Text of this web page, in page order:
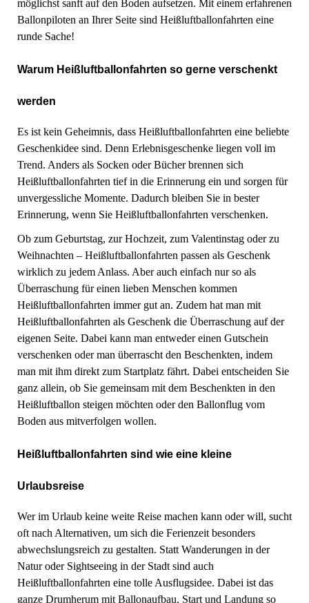
möglichst sanft auf den Boden aufsetzen. Mit einem erfahrenen
Ballonpiloten an Ihrer Seite sind Heißluftballonfahrten eine
runde Sache!
Warum Heißluftballonfahrten so gerne verschenkt
werden
Es ist kein Geheimnis, dass Heißluftballonfahrten eine beliebte
Geschenkidee sind. Denn Erlebnisgeschenke liegen voll im
Trend. Anders als Socken oder Bücher brennen sich
Heißluftballonfahrten tief in die Erinnerung ein und sorgen für
unvergessliche Momente. Dadurch bleiben Sie in bester
Erinnerung, wenn Sie Heißluftballonfahrten verschenken.
Ob zum Geburtstag, zur Hochzeit, zum Valentinstag oder zu
Weihnachten – Heißluftballonfahrten passen als Geschenk
wirklich zu jedem Anlass. Aber auch einfach nur so als
Überraschung für einen lieben Menschen kommen
Heißluftballonfahrten immer gut an. Zudem hat man mit
Heißluftballonfahrten als Geschenk die Überraschung auf der
eigenen Seite. Dabei kann man entweder einen Gutschein
verschenken oder man überrascht den Beschenkten, indem
man mit ihm direkt zum Startplatz fährt. Dabei entscheiden Sie
ganz allein, ob Sie gemeinsam mit dem Beschenkten in den
Heißluftballon steigen möchten oder den Ballonflug vom
Boden aus mitverfolgen wollen.
Heißluftballonfahrten sind wie eine kleine
Urlaubsreise
Wer im Urlaub keine weite Reise machen kann oder will, sucht
oft nach Alternativen, um sich die Ferienzeit besonders
abwechslungsreich zu gestalten. Statt Wanderungen in der
Natur oder Sightseeing in der Stadt sind auch
Heißluftballonfahrten eine tolle Ausflugsidee. Dabei ist das
ganze Drumherum mit Ballonaufbau, Start und Landung so